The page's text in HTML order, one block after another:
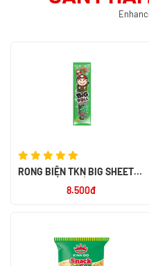
RONG BIỂN TKN BIG SHEET
VỊ TRUYỀN THỐNG 3.2G - NK
8.500đ